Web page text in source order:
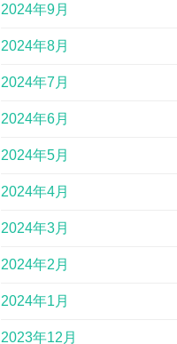
2024年9月
2024年8月
2024年7月
2024年6月
2024年5月
2024年4月
2024年3月
2024年2月
2024年1月
2023年12月